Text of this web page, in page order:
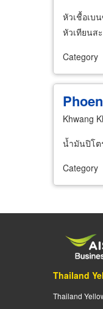
หัวเชื้อเบ
หัวเทียนส
Category
Khwang
น้ำมันปิโต
Category
Thailand
Thailand